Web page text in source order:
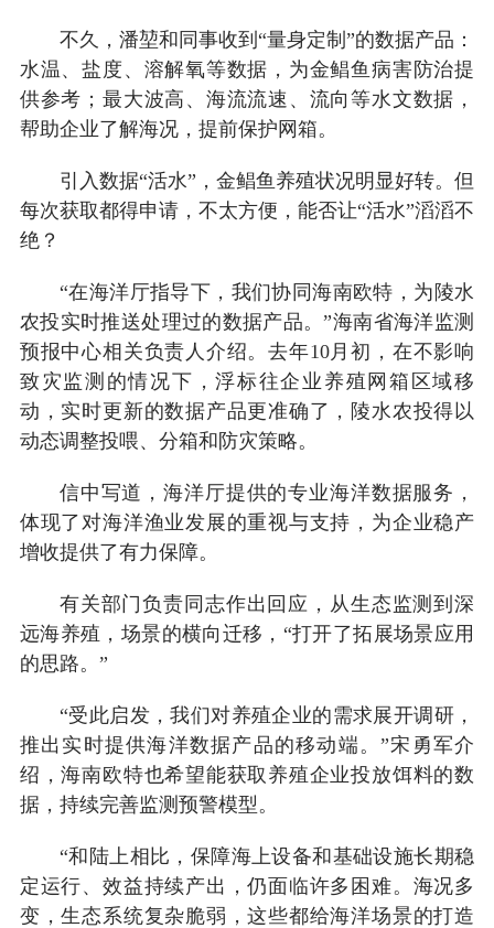
不久，潘堃和同事收到“量身定制”的数据产品：
水温、盐度、溶解氧等数据，为金鲳鱼病害防治提
供参考；最大波高、海流流速、流向等水文数据，
帮助企业了解海况，提前保护网箱。
引入数据“活水”，金鲳鱼养殖状况明显好转。但
每次获取都得申请，不太方便，能否让“活水”滔滔不
绝？
“在海洋厅指导下，我们协同海南欧特，为陵水
农投实时推送处理过的数据产品。”海南省海洋监测
预报中心相关负责人介绍。去年10月初，在不影响
致灾监测的情况下，浮标往企业养殖网箱区域移
动，实时更新的数据产品更准确了，陵水农投得以
动态调整投喂、分箱和防灾策略。
信中写道，海洋厅提供的专业海洋数据服务，
体现了对海洋渔业发展的重视与支持，为企业稳产
增收提供了有力保障。
有关部门负责同志作出回应，从生态监测到深
远海养殖，场景的横向迁移，“打开了拓展场景应用
的思路。”
“受此启发，我们对养殖企业的需求展开调研，
推出实时提供海洋数据产品的移动端。”宋勇军介
绍，海南欧特也希望能获取养殖企业投放饵料的数
据，持续完善监测预警模型。
“和陆上相比，保障海上设备和基础设施长期稳
定运行、效益持续产出，仍面临许多困难。海况多
变，生态系统复杂脆弱，这些都给海洋场景的打造